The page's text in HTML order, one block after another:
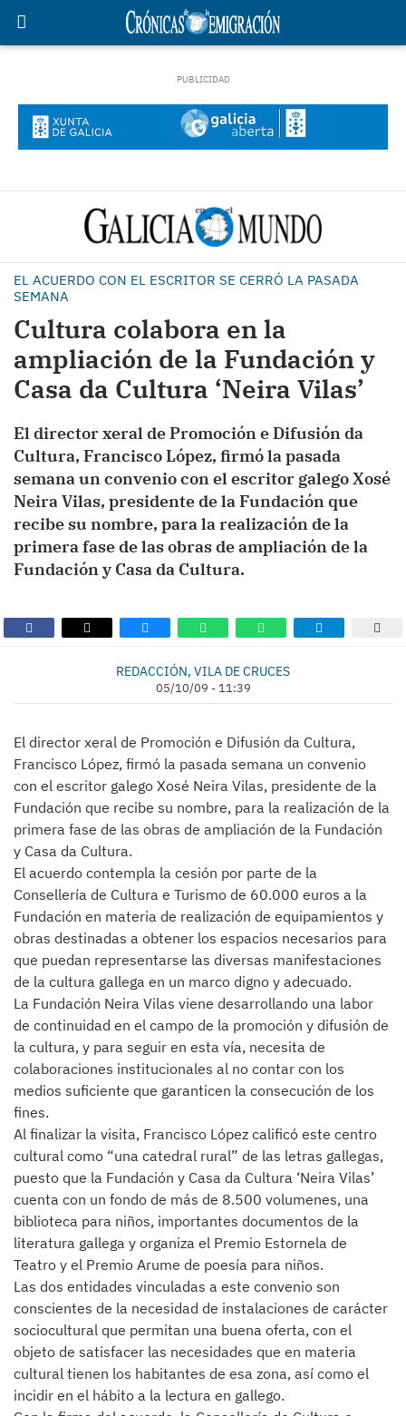
EL ACUERDO CON EL ESCRITOR SE CERRÓ LA PASADA
SEMANA
Cultura colabora en la
ampliación de la Fundación y
Casa da Cultura ‘Neira Vilas’
El director xeral de Promoción e Difusión da
Cultura, Francisco López, firmó la pasada
semana un convenio con el escritor galego Xosé
Neira Vilas, presidente de la Fundación que
recibe su nombre, para la realización de la
primera fase de las obras de ampliación de la
Fundación y Casa da Cultura.
REDACCIÓN, VILA DE CRUCES
05/10/09 - 11:39
El director xeral de Promoción e Difusión da Cultura,
Francisco López, firmó la pasada semana un convenio
con el escritor galego Xosé Neira Vilas, presidente de la
Fundación que recibe su nombre, para la realización de la
primera fase de las obras de ampliación de la Fundación
y Casa da Cultura.
El acuerdo contempla la cesión por parte de la
Consellería de Cultura e Turismo de 60.000 euros a la
Fundación en materia de realización de equipamientos y
obras destinadas a obtener los espacios necesarios para
que puedan representarse las diversas manifestaciones
de la cultura gallega en un marco digno y adecuado.
La Fundación Neira Vilas viene desarrollando una labor
de continuidad en el campo de la promoción y difusión de
la cultura, y para seguir en esta vía, necesita de
colaboraciones institucionales al no contar con los
medios suficiente que garanticen la consecución de los
fines.
Al finalizar la visita, Francisco López calificó este centro
cultural como “una catedral rural” de las letras gallegas,
puesto que la Fundación y Casa da Cultura ‘Neira Vilas’
cuenta con un fondo de más de 8.500 volumenes, una
biblioteca para niños, importantes documentos de la
literatura gallega y organiza el Premio Estornela de
Teatro y el Premio Arume de poesía para niños.
Las dos entidades vinculadas a este convenio son
conscientes de la necesidad de instalaciones de carácter
sociocultural que permitan una buena oferta, con el
objeto de satisfacer las necesidades que en materia
cultural tienen los habitantes de esa zona, así como el
incidir en el hábito a la lectura en gallego.